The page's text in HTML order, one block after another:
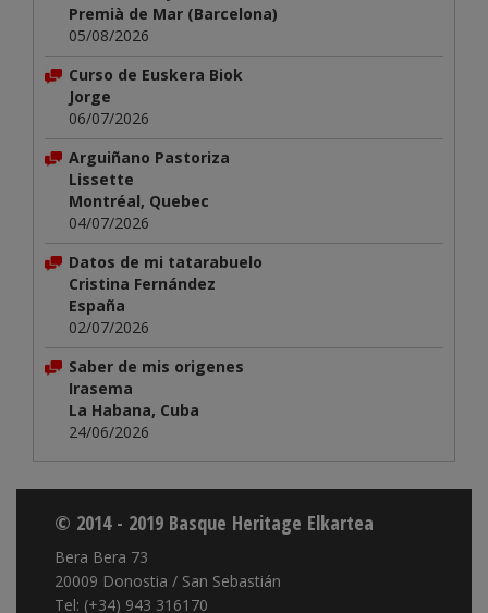
Premià de Mar (Barcelona)
05/08/2026
Curso de Euskera Biok
Jorge
06/07/2026
Arguiñano Pastoriza
Lissette
Montréal, Quebec
04/07/2026
Datos de mi tatarabuelo
Cristina Fernández
España
02/07/2026
Saber de mis origenes
Irasema
La Habana, Cuba
24/06/2026
© 2014 - 2019 Basque Heritage Elkartea
Bera Bera 73
20009 Donostia / San Sebastián
Tel: (+34) 943 316170